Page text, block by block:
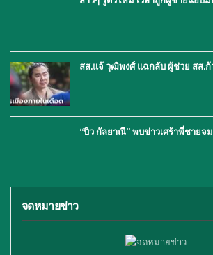
สส.แจ้ วุฒิพงศ์ แฉกลับ ผู้ช่วย สส.
“บิว กัลยาณี” พบข่าวเศร้าพี่ชาย
จดหมายข่าว